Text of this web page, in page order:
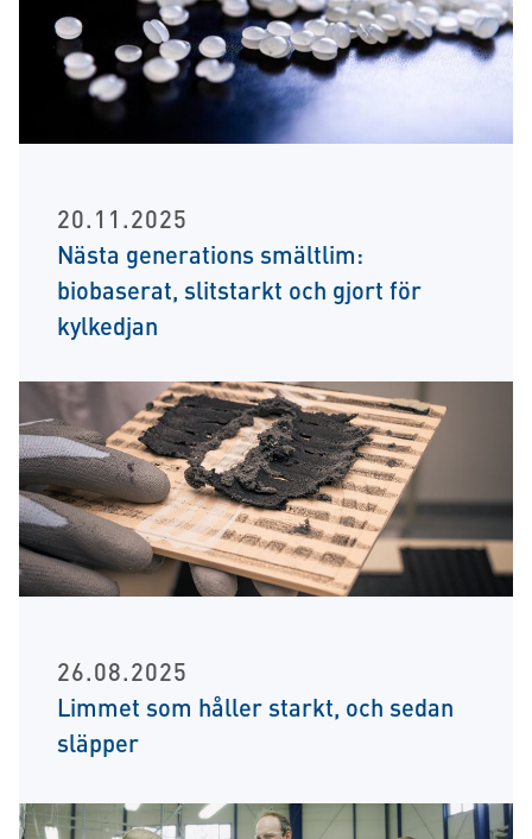
20.11.2025
Nästa generations smältlim:
biobaserat, slitstarkt och gjort för
kylkedjan
26.08.2025
Limmet som håller starkt, och sedan
släpper